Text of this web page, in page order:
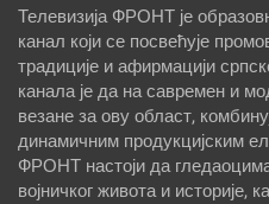
Телевизија ФРОНТ је
канал који се посвећује
традиције и афирмацији
канала је да на савремен и
везане за ову област,
динамичним продукцијским
ФРОНТ настоји да
војничког живота и